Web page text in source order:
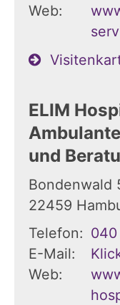
Web:
ELIM
und
Bondenwald
22459
Telefon:
E-Mail:
Web: